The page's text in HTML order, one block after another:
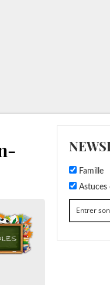
Famille
Astuces